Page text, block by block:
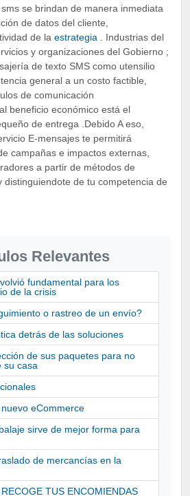
se brindan de manera inmediata
de datos del cliente,
de la estrategia . Industrias del
y organizaciones del Gobierno ;
de texto SMS como utensilio
general a un costo factible,
de comunicación
beneficio económico está el
de entrega .Debido A eso,
E-mensajes te permitirá
campañas e impactos externas,
a partir de métodos de
distinguiendote de tu competencia de
Relevantes
fundamental para los
de la crisis
o rastreo de un envío?
detrás de las soluciones
de sus paquetes para no
su casa
eCommerce
sirve de mejor forma para
de mercancías en la
TUS ENCOMIENDAS